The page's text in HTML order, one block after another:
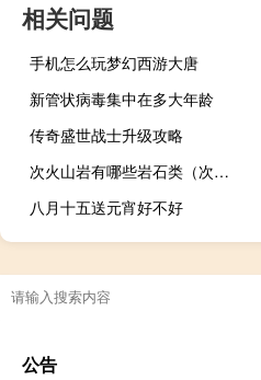
相关问题
手机怎么玩梦幻西游大唐
新管状病毒集中在多大年龄
传奇盛世战士升级攻略
次火山岩有哪些岩石类（次火山岩）
八月十五送元宵好不好
公告